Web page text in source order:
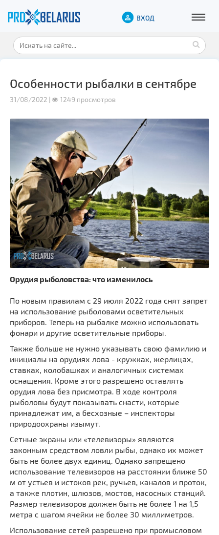
ВХОД
Особенности рыбалки в сентябре
31/08/2022 | 1249 просмотров
Орудия рыболовства: что изменилось
По новым правилам с 29 июля 2022 года снят запрет
на использование рыболовами осветительных
приборов. Теперь на рыбалке можно использовать
фонари и другие осветительные приборы.
Также больше не нужно указывать свою фамилию и
инициалы на орудиях лова - кружках, жерлицах,
ставках, колобашках и аналогичных системах
оснащения. Кроме этого разрешено оставлять
орудия лова без присмотра. В ходе контроля
рыболовы будут показывать снасти, которые
принадлежат им, а бесхозные – инспекторы
природоохраны изымут.
Сетные экраны или «телевизоры» являются
законным средством ловли рыбы, однако их может
быть не более двух единиц. Однако запрещено
использование телевизоров на расстоянии ближе 50
м от устьев и истоков рек, ручьев, каналов и проток,
а также плотин, шлюзов, мостов, насосных станций.
Размер телевизоров должен быть не более 1 на 1,5
метра с шагом ячейки не более 30 миллиметров.
Использование сетей разрешено при промысловом